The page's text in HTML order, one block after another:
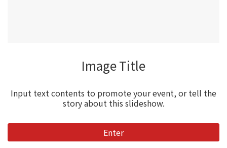
Image Title
Input text contents to promote your event, or tell the
story about this slideshow.
Enter